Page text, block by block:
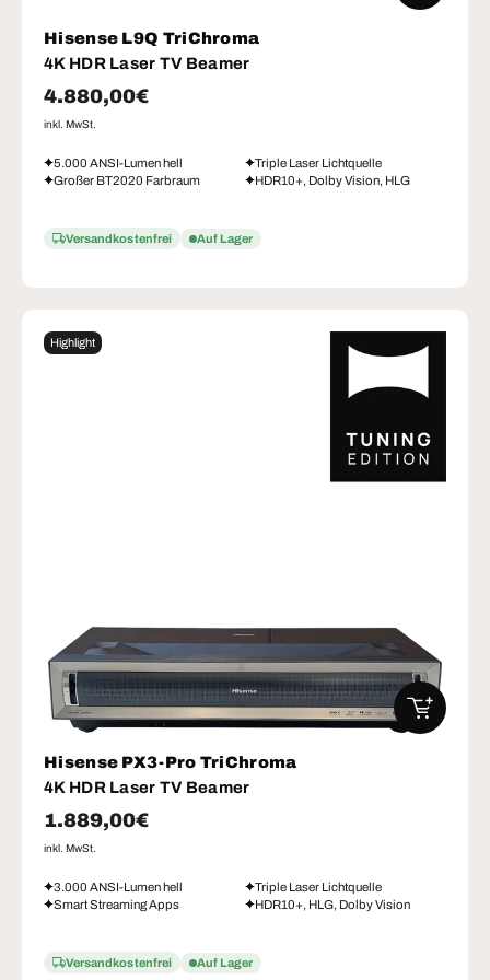
Hisense L9Q TriChroma
4K HDR Laser TV Beamer
Normaler Preis
4.880,00€
inkl. MwSt.
5.000 ANSI-Lumen hell
Triple Laser Lichtquelle
Großer BT2020 Farbraum
HDR10+, Dolby Vision, HLG
Versandkostenfrei Auf Lager
Highlight
Hisense PX3-Pro TriChroma
4K HDR Laser TV Beamer
Normaler Preis
1.889,00€
inkl. MwSt.
3.000 ANSI-Lumen hell
Triple Laser Lichtquelle
Smart Streaming Apps
HDR10+, HLG, Dolby Vision
Versandkostenfrei Auf Lager
IN DEN